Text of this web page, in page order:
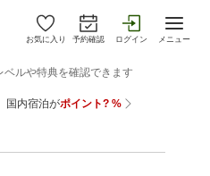
お気に入り 予約確認 ログイン メニュー